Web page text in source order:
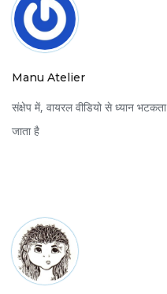
Manu Atelier
संक्षेप में, वायरल वीडियो से ध्यान
जाता है